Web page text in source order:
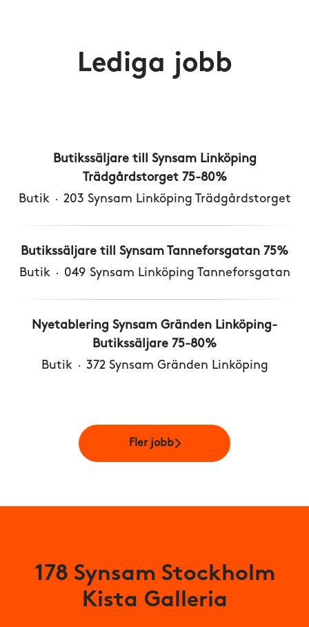
Lediga jobb
Butikssäljare till Synsam Linköping
Trädgårdstorget 75-80%
Butik · 203 Synsam Linköping Trädgårdstorget
Butikssäljare till Synsam Tanneforsgatan 75%
Butik · 049 Synsam Linköping Tanneforsgatan
Nyetablering Synsam Gränden Linköping-
Butikssäljare 75-80%
Butik · 372 Synsam Gränden Linköping
Fler jobb
178 Synsam Stockholm
Kista Galleria